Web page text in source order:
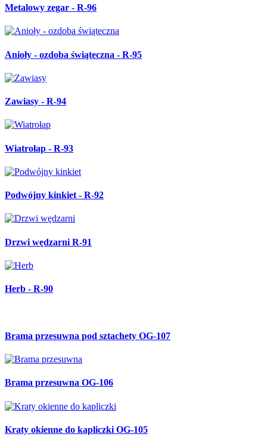
Metalowy zegar - R-96
Anioły - ozdoba świąteczna - R-95
Zawiasy - R-94
Wiatrołap - R-93
Podwójny kinkiet - R-92
Drzwi wędzarni R-91
Herb - R-90
Brama przesuwna pod sztachety OG-107
Brama przesuwna OG-106
Kraty okienne do kapliczki OG-105